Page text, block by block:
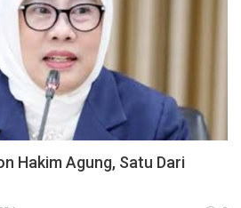
Hakim Agung, Satu Dari